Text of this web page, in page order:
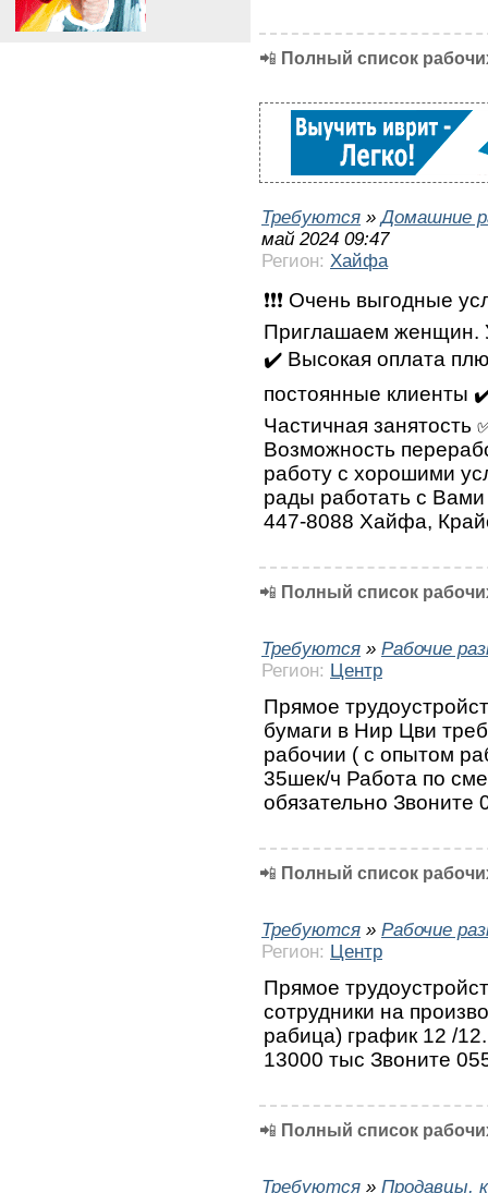
📲 Полный список
Требуются »Домашние
май 2024 09:47
Регион: Хайфа
❗❗❗ Очень выгодные
Приглашаем женщин.
✔️ Высокая оплата
постоянные клиенты
Частичная занятость
Возможность
работу с хорошими
рады работать с
447-8088 Хайфа,
📲 Полный список
Требуются » Рабочие
Регион: Центр
Прямое
бумаги в Нир Цви
рабочии ( с опытом
35шек/ч Работа по
обязательно Звоните
📲 Полный список
Требуются » Рабочие
Регион: Центр
Прямое
сотрудники на
рабица) график 12 /
13000 тыс Звоните
📲 Полный список
Требуются » Продавцы,